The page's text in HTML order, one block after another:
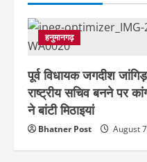
हनुमानगढ़
पूर्व विधायक जगदीश
राष्ट्रीय सचिव बनने पर
ने बांटी मिठाइयां
Bhatner Post August